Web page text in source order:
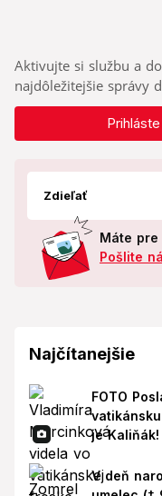
Aktivujte si službu a
najdôležitejšie správy
Zdieľať
Máte
Pošlite
Najčítanejšie
FOTO
je
V deň